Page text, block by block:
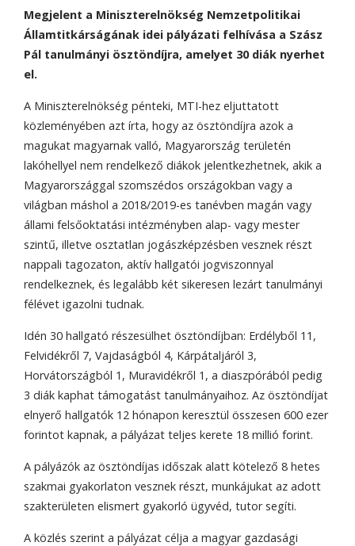
Megjelent a Miniszterelnökség Nemzetpolitikai
Államtitkárságának idei pályázati felhívása a Szász
Pál tanulmányi ösztöndíjra, amelyet 30 diák nyerhet
el.
A Miniszterelnökség pénteki, MTI-hez eljuttatott
közleményében azt írta, hogy az ösztöndíjra azok a
magukat magyarnak valló, Magyarország területén
lakóhellyel nem rendelkező diákok jelentkezhetnek, akik a
Magyarországgal szomszédos országokban vagy a
világban máshol a 2018/2019-es tanévben magán vagy
állami felsőoktatási intézményben alap- vagy mester
szintű, illetve osztatlan jogászképzésben vesznek részt
nappali tagozaton, aktív hallgatói jogviszonnyal
rendelkeznek, és legalább két sikeresen lezárt tanulmányi
félévet igazolni tudnak.
Idén 30 hallgató részesülhet ösztöndíjban: Erdélyből 11,
Felvidékről 7, Vajdaságból 4, Kárpátaljáról 3,
Horvátországból 1, Muravidékről 1, a diaszpórából pedig
3 diák kaphat támogatást tanulmányaihoz. Az ösztöndíjat
elnyerő hallgatók 12 hónapon keresztül összesen 600 ezer
forintot kapnak, a pályázat teljes kerete 18 millió forint.
A pályázók az ösztöndíjas időszak alatt kötelező 8 hetes
szakmai gyakorlaton vesznek részt, munkájukat az adott
szakterületen elismert gyakorló ügyvéd, tutor segíti.
A közlés szerint a pályázat célja a magyar gazdasági